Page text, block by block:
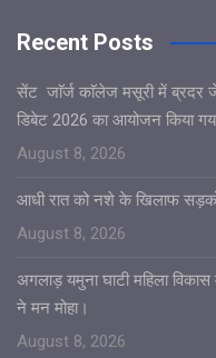
Recent Posts
सेंट जाॅर्ज काॅलेज मसूरी में ब्रदर
डिबेट 2026 का आयोजन किया
August 8, 2026
आधी रात को नशे के खिलाफ सड़कों
August 8, 2026
अगलाड़ यमुना घाटी महिला
ने मन मोहा।
August 8, 2026